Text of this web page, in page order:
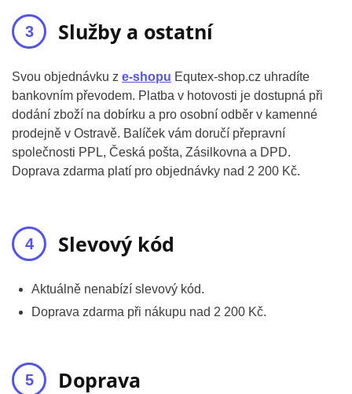
Služby a ostatní
Svou objednávku z e-shopu Equtex-shop.cz uhradíte
bankovním převodem. Platba v hotovosti je dostupná při
dodání zboží na dobírku a pro osobní odběr v kamenné
prodejně v Ostravě. Balíček vám doručí přepravní
společnosti PPL, Česká pošta, Zásilkovna a DPD.
Doprava zdarma platí pro objednávky nad 2 200 Kč.
Slevový kód
Aktuálně nenabízí slevový kód.
Doprava zdarma při nákupu nad 2 200 Kč.
Doprava